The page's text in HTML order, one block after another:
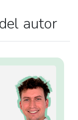
autor